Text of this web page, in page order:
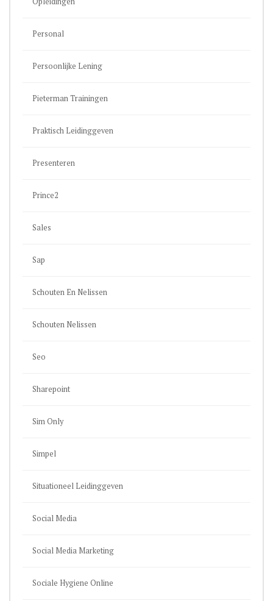
Personal
Persoonlijke Lening
Pieterman Trainingen
Praktisch Leidinggeven
Presenteren
Prince2
Sales
Sap
Schouten En Nelissen
Schouten Nelissen
Seo
Sharepoint
Sim Only
Simpel
Situationeel Leidinggeven
Social Media
Social Media Marketing
Sociale Hygiene Online